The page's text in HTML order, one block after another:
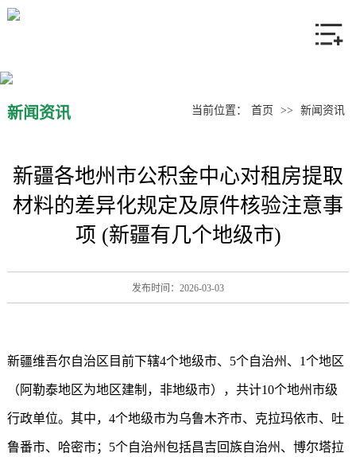
产品中心
联系我们
新闻资讯 当前位置： 首页 >> 新闻资讯
新疆各地州市公积金中心对租房提取
材料的差异化规定及原件核验注意事
项 (新疆有几个地级市)
发布时间：2026-03-03
新疆维吾尔自治区目前下辖4个地级市、5个自治州、1个地区
（阿勒泰地区为地区建制，非地级市），共计10个地州市级
行政单位。其中，4个地级市为乌鲁木齐市、克拉玛依市、吐
鲁番市、哈密市；5个自治州包括昌吉回族自治州、博尔塔拉